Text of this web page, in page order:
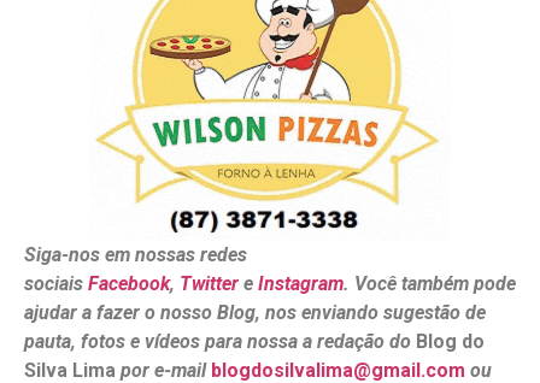
Siga-nos em nossas redes
sociais Facebook, Twitter e Instagram. Você também pode
ajudar a fazer o nosso Blog, nos enviando sugestão de
pauta, fotos e vídeos para nossa a redação do Blog do
Silva Lima por e-mail blogdosilvalima@gmail.com ou